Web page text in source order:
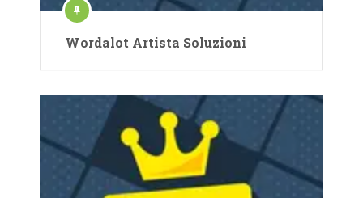
Wordalot Artista Soluzioni